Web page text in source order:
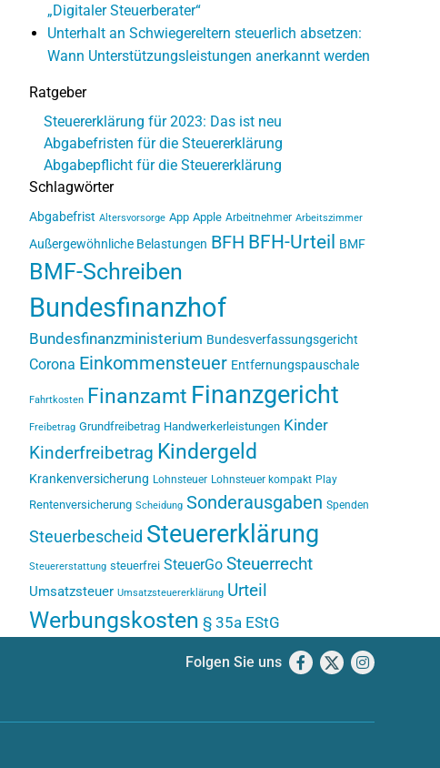
„Digitaler Steuerberater“
Unterhalt an Schwiegereltern steuerlich absetzen:
Wann Unterstützungsleistungen anerkannt werden
Ratgeber
Steuererklärung für 2023: Das ist neu
Abgabefristen für die Steuererklärung
Abgabepflicht für die Steuererklärung
Schlagwörter
Abgabefrist Altersvorsorge App Apple Arbeitnehmer Arbeitszimmer
Außergewöhnliche Belastungen BFH BFH-Urteil BMF
BMF-Schreiben
Bundesfinanzhof
Bundesfinanzministerium Bundesverfassungsgericht
Corona Einkommensteuer Entfernungspauschale
Fahrtkosten Finanzamt Finanzgericht
Freibetrag Grundfreibetrag Handwerkerleistungen Kinder
Kinderfreibetrag Kindergeld
Krankenversicherung Lohnsteuer Lohnsteuer kompakt Play
Rentenversicherung Scheidung Sonderausgaben Spenden
Steuerbescheid Steuererklärung
Steuererstattung steuerfrei SteuerGo Steuerrecht
Umsatzsteuer Umsatzsteuererklärung Urteil
Werbungskosten § 35a EStG
Folgen Sie uns Facebook
X Instagram